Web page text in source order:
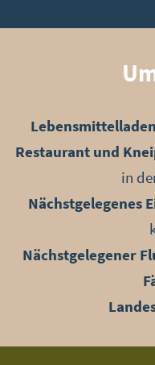
Restaurant und
in
Nächstgelegenes
Nächstgelegener